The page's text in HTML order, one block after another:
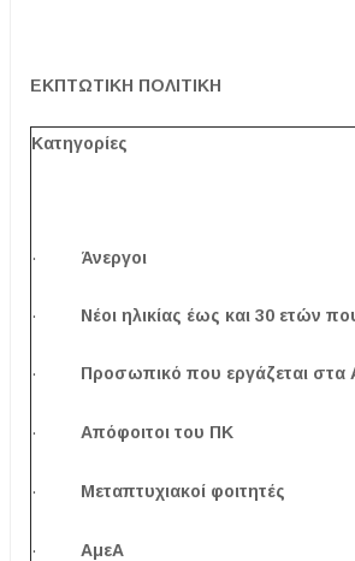
ΕΚΠΤΩΤΙΚΗ ΠΟΛΙΤΙΚΗ
Κατηγορίες
· Άνεργοι
· Νέοι ηλικίας έως και 30 ετών
· Προσωπικό που εργάζεται στα
· Απόφοιτοι του ΠΚ
· Μεταπτυχιακοί φοιτητές
· ΑμεΑ